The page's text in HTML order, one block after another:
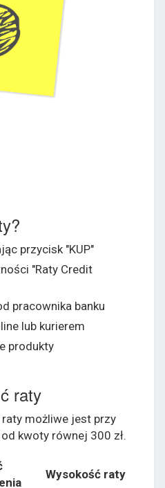
przycisk "KUP"
"Raty Credit
pracownika banku
lub kurierem
produkty
raty
raty możliwe jest przy
kwoty równej 300 zł.
Wysokość raty